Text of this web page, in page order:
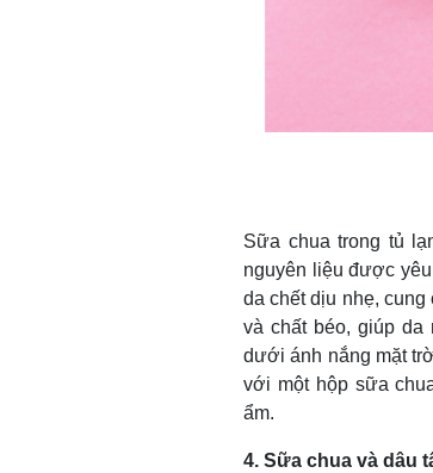
Sữa chua trong tủ
nguyên liệu được
da chết dịu nhẹ,
và chất béo, giúp
dưới ánh nắng mặt
với một hộp sữa
ẩm.
4. Sữa chua và dâu